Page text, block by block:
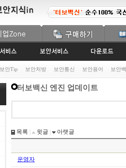
보안Tip 보안처방 보안통신 보안용어 보안
터보백신 엔진 업데이트
목록 윗글 아랫글
운영자